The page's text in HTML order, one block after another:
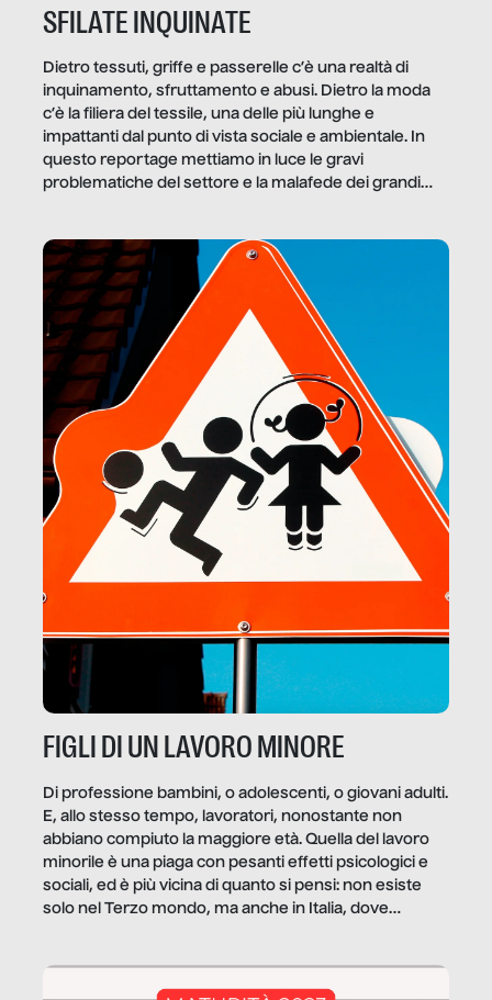
SFILATE INQUINATE
Dietro tessuti, griffe e passerelle c’è una realtà di
inquinamento, sfruttamento e abusi. Dietro la moda
c’è la filiera del tessile, una delle più lunghe e
impattanti dal punto di vista sociale e ambientale. In
questo reportage mettiamo in luce le gravi
problematiche del settore e la malafede dei grandi
FIGLI DI UN LAVORO MINORE
Di professione bambini, o adolescenti, o giovani adulti.
E, allo stesso tempo, lavoratori, nonostante non
abbiano compiuto la maggiore età. Quella del lavoro
minorile è una piaga con pesanti effetti psicologici e
sociali, ed è più vicina di quanto si pensi: non esiste
solo nel Terzo mondo, ma anche in Italia, dove